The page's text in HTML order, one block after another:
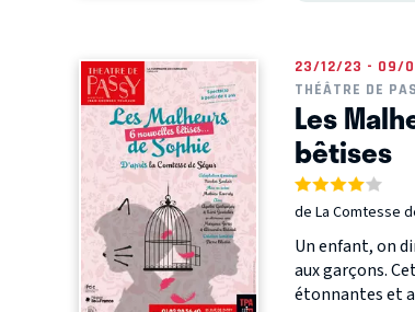
23/12/23 - 09/
THÉÂTRE DE
Les
bêtises
de La Comtesse
Un enfant, on
aux garçons.
étonnantes et